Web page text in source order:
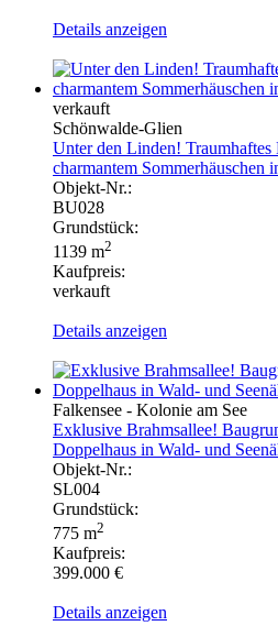
Details anzeigen
verkauft
Schönwalde-Glien
Unter den Linden!
charmantem Sommerhäuschen
Objekt-Nr.:
BU028
Grundstück:
1139 m2
Kaufpreis:
verkauft
Details anzeigen
Falkensee - Kolonie am See
Exklusive Brahmsallee!
Doppelhaus in Wald- und
Objekt-Nr.:
SL004
Grundstück:
775 m2
Kaufpreis:
399.000 €
Details anzeigen